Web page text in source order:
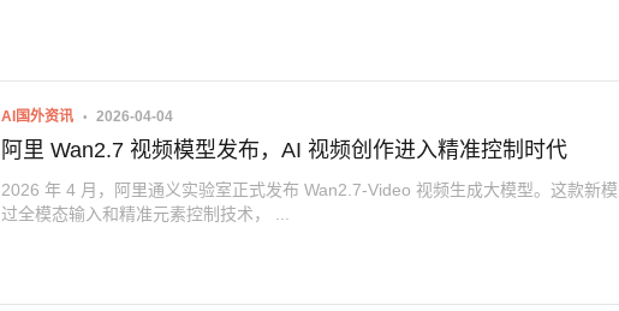
AI国外资讯 2026-04-04
阿里 Wan2.7 视频模型发布，AI 视频创作进入精准控制时代
2026 年 4 月，阿里通义实验室正式发布 Wan2.7-Video 视频生成大模型。这款新
过全模态输入和精准元素控制技术， ...